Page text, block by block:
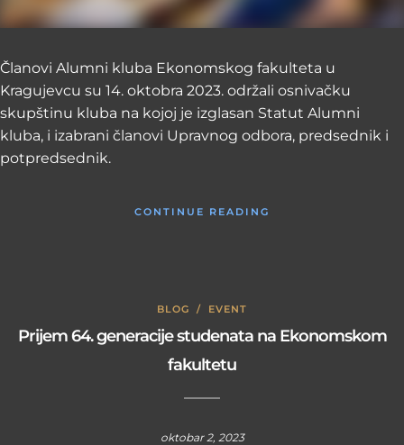
Članovi Alumni kluba Ekonomskog fakulteta u
Kragujevcu su 14. oktobra 2023. održali osnivačku
skupštinu kluba na kojoj je izglasan Statut Alumni
kluba, i izabrani članovi Upravnog odbora, predsednik i
potpredsednik.
CONTINUE READING
BLOG / EVENT
Prijem 64. generacije studenata na Ekonomskom
fakultetu
oktobar 2, 2023